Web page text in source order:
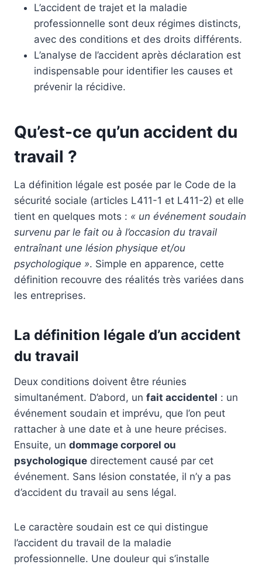
L’accident de trajet et la maladie
professionnelle sont deux régimes distincts,
avec des conditions et des droits différents.
L’analyse de l’accident après déclaration est
indispensable pour identifier les causes et
prévenir la récidive.
Qu’est-ce qu’un accident du
travail ?
La définition légale est posée par le Code de la
sécurité sociale (articles L411-1 et L411-2) et elle
tient en quelques mots : « un événement soudain
survenu par le fait ou à l’occasion du travail
entraînant une lésion physique et/ou
psychologique ». Simple en apparence, cette
définition recouvre des réalités très variées dans
les entreprises.
La définition légale d’un accident
du travail
Deux conditions doivent être réunies
simultanément. D’abord, un fait accidentel : un
événement soudain et imprévu, que l’on peut
rattacher à une date et à une heure précises.
Ensuite, un dommage corporel ou
psychologique directement causé par cet
événement. Sans lésion constatée, il n’y a pas
d’accident du travail au sens légal.
Le caractère soudain est ce qui distingue
l’accident du travail de la maladie
professionnelle. Une douleur qui s’installe